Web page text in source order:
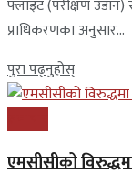
फ्लाइट (परीक्षण
प्राधिकरणका अनुसार...
पुरा पढ्नुहोस्
एमसीसीको